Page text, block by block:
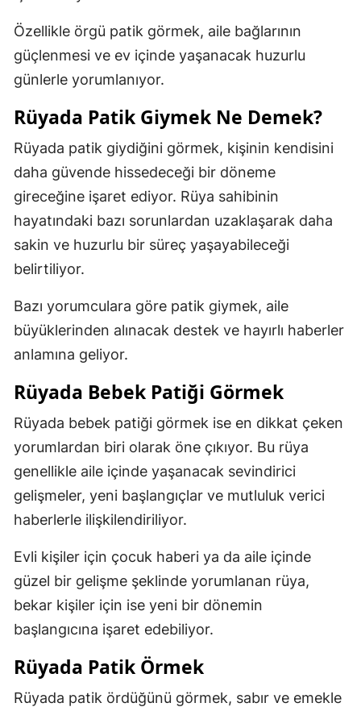
Özellikle örgü patik görmek, aile bağlarının
güçlenmesi ve ev içinde yaşanacak huzurlu
günlerle yorumlanıyor.
Rüyada Patik Giymek Ne Demek?
Rüyada patik giydiğini görmek, kişinin kendisini
daha güvende hissedeceği bir döneme
gireceğine işaret ediyor. Rüya sahibinin
hayatındaki bazı sorunlardan uzaklaşarak daha
sakin ve huzurlu bir süreç yaşayabileceği
belirtiliyor.
Bazı yorumculara göre patik giymek, aile
büyüklerinden alınacak destek ve hayırlı haberler
anlamına geliyor.
Rüyada Bebek Patiği Görmek
Rüyada bebek patiği görmek ise en dikkat çeken
yorumlardan biri olarak öne çıkıyor. Bu rüya
genellikle aile içinde yaşanacak sevindirici
gelişmeler, yeni başlangıçlar ve mutluluk verici
haberlerle ilişkilendiriliyor.
Evli kişiler için çocuk haberi ya da aile içinde
güzel bir gelişme şeklinde yorumlanan rüya,
bekar kişiler için ise yeni bir dönemin
başlangıcına işaret edebiliyor.
Rüyada Patik Örmek
Rüyada patik ördüğünü görmek, sabır ve emekle